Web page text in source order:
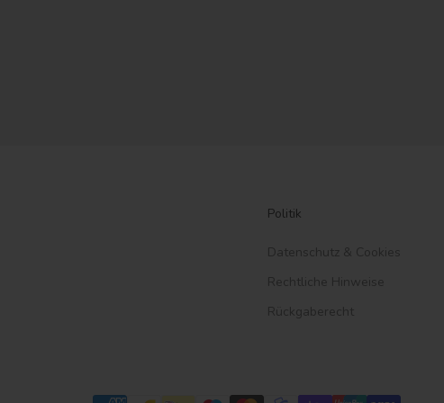
Politik
Datenschutz & Cookies
Rechtliche Hinweise
Rückgaberecht